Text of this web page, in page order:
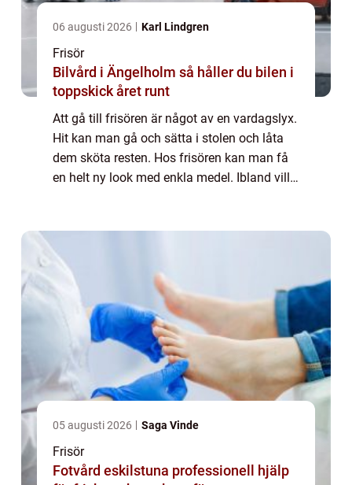
06 augusti 2026 Karl Lindgren
Frisör
Bilvård i Ängelholm så håller du bilen i
toppskick året runt
Att gå till frisören är något av en vardagslyx.
Hit kan man gå och sätta i stolen och låta
dem sköta resten. Hos frisören kan man få
en helt ny look med enkla medel. Ibland vill
05 augusti 2026 Saga Vinde
Frisör
Fotvård eskilstuna professionell hjälp